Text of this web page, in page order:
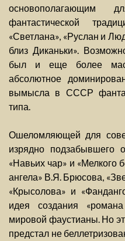
основополагающим
фантастической
«Светлана», «Руслан и
близ Диканьки».
был и еще более
абсолютное
вымысла в СССР
типа.
Ошеломляющей для
изрядно подзабывшего
«Навьих чар» и «Мелкого
ангела» В.Я. Брюсова,
«Крысолова» и
идея создания
мировой фаустианы. Но
предстал не